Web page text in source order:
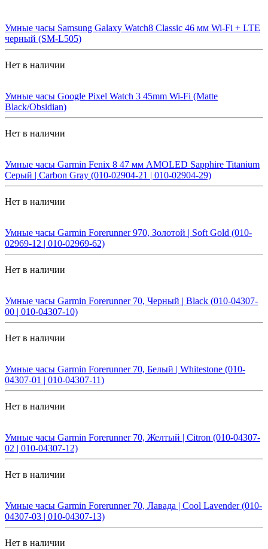
Умные часы Samsung Galaxy Watch8 Classic 46 мм Wi-Fi + LTE
черный (SM-L505)
Нет в наличии
Умные часы Google Pixel Watch 3 45mm Wi-Fi (Matte
Black/Obsidian)
Нет в наличии
Умные часы Garmin Fenix 8 47 мм AMOLED Sapphire Titanium
Серый | Carbon Gray (010-02904-21 | 010-02904-29)
Нет в наличии
Умные часы Garmin Forerunner 970, Золотой | Soft Gold (010-
02969-12 | 010-02969-62)
Нет в наличии
Умные часы Garmin Forerunner 70, Черный | Black (010-04307-
00 | 010-04307-10)
Нет в наличии
Умные часы Garmin Forerunner 70, Белый | Whitestone (010-
04307-01 | 010-04307-11)
Нет в наличии
Умные часы Garmin Forerunner 70, Желтый | Citron (010-04307-
02 | 010-04307-12)
Нет в наличии
Умные часы Garmin Forerunner 70, Лавада | Cool Lavender (010-
04307-03 | 010-04307-13)
Нет в наличии